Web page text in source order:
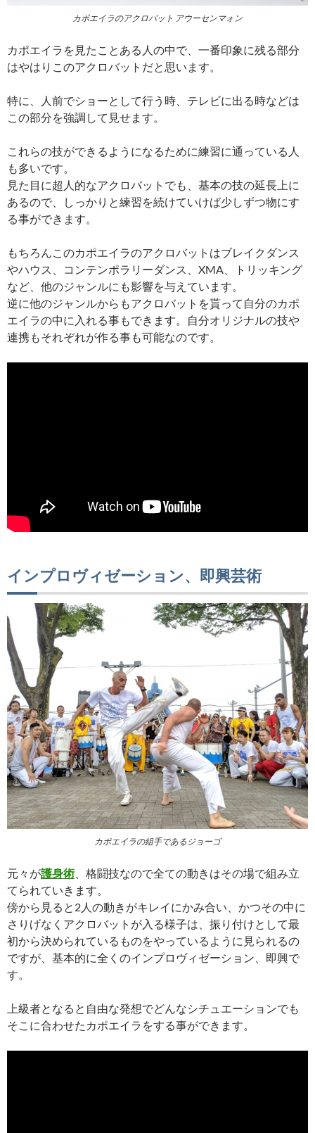
カポエイラのアクロバット アウーセンマォン
カポエイラを見たことある人の中で、一番印象に残る部分
はやはりこのアクロバットだと思います。
特に、人前でショーとして行う時、テレビに出る時などは
この部分を強調して見せます。
これらの技ができるようになるために練習に通っている人
も多いです。
見た目に超人的なアクロバットでも、基本の技の延長上に
あるので、しっかりと練習を続けていけば少しずつ物にす
る事ができます。
もちろんこのカポエイラのアクロバットはブレイクダンス
やハウス、コンテンポラリーダンス、XMA、トリッキング
など、他のジャンルにも影響を与えています。
逆に他のジャンルからもアクロバットを貰って自分のカポ
エイラの中に入れる事もできます。自分オリジナルの技や
連携もそれぞれが作る事も可能なのです。
インプロヴィゼーション、即興芸術
カポエイラの組手であるジョーゴ
元々が護身術 、格闘技なので全ての動きはその場で組み立
てられていきます。
傍から見ると2人の動きがキレイにかみ合い、かつその中に
さりげなくアクロバットが入る様子は、振り付けとして最
初から決められているものをやっているように見られるの
ですが、基本的に全くのインプロヴィゼーション、即興で
す。
上級者となると自由な発想でどんなシチュエーションでも
そこに合わせたカポエイラをする事ができます。